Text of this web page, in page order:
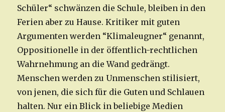
Schüler“ schwänzen die Schule, bleiben in den
Ferien aber zu Hause. Kritiker mit guten
Argumenten werden “Klimaleugner“ genannt,
Oppositionelle in der öffentlich-rechtlichen
Wahrnehmung an die Wand gedrängt.
Menschen werden zu Unmenschen stilisiert,
von jenen, die sich für die Guten und Schlauen
halten. Nur ein Blick in beliebige Medien